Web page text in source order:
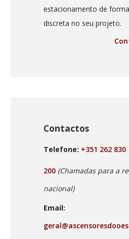
estacionamento de
discreta no seu projeto.
Contactos
Telefone: +351 262 830
200 (Chamadas para a
nacional)
Email: